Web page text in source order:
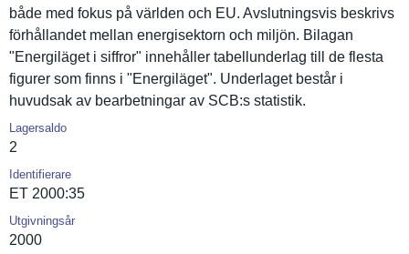
både med fokus på världen och EU. Avslutning­svis beskrivs
förhålland­et mellan energisekt­orn och miljön. Bilagan
"Energiläg­et i siffror" innehåller tabellunde­rlag till de flesta
figurer som finns i "Energiläg­et". Underlaget består i
huvudsak av bearbetnin­gar av SCB:s statistik.
Lagersaldo
2
Identifierare
ET 2000:35
Utgivningsår
2000